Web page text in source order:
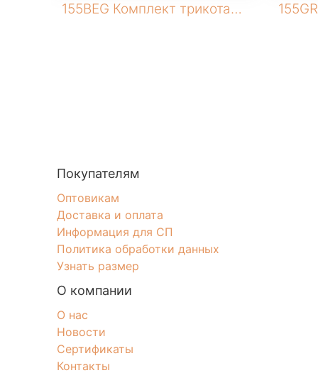
155BEG Комплект трикотажный (Шапка+снуд)
Покупателям
Оптовикам
Доставка и оплата
Информация для СП
Политика обработки данных
Узнать размер
О компании
О нас
Новости
Сертификаты
Контакты